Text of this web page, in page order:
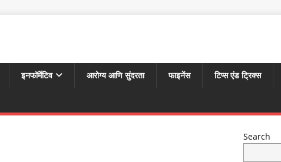
इनफॉर्मेटिव आरोग्य आणि सुंदरता फाइनेंस टिप्स एंड ट्रिक्स
Search